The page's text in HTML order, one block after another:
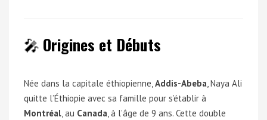
🎤 Origines et Débuts
Née dans la capitale éthiopienne,Addis-Abeba, Naya Ali
quitte l’Éthiopie avec sa famille pour s’établir à
Montréal, au Canada, à l’âge de 9 ans. Cette double